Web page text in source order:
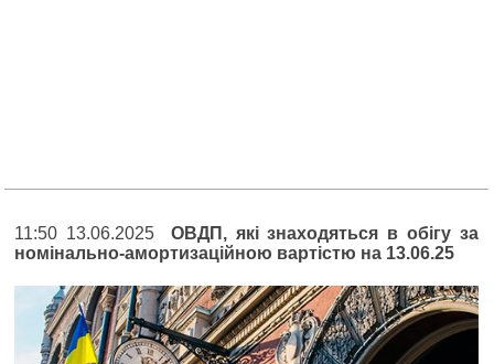
11:50 13.06.2025ОВДП, які знаходяться в обігу за
номінально-амортизаційною вартістю на 13.06.25